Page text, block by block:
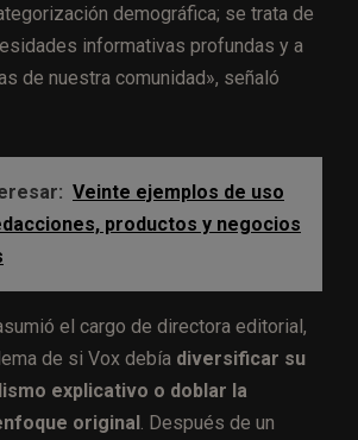
demográfica; se trata de
informativas profundas y a
de nuestra comunidad», señaló
Veinte ejemplos de uso
productos y negocios
el cargo de directora editorial,
de si Vox debía diversificar su
explicativo o doblar la
original. Después de un